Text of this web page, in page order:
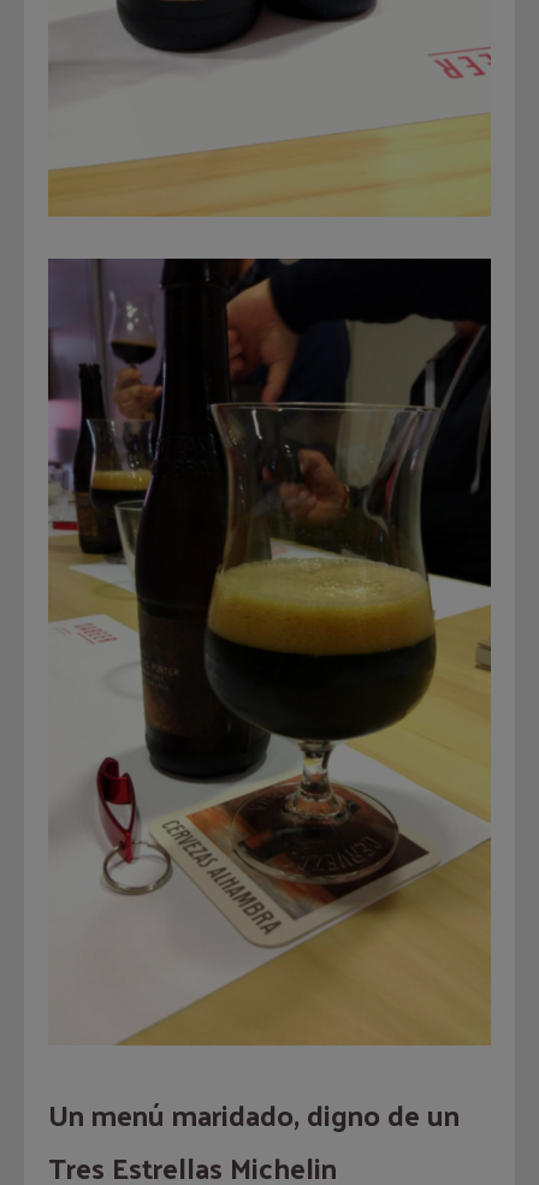
Un menú maridado, digno de un
Tres Estrellas Michelin